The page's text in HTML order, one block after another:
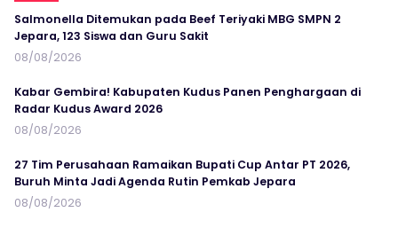
Salmonella Ditemukan pada Beef Teriyaki MBG SMPN 2
Jepara, 123 Siswa dan Guru Sakit
08/08/2026
Kabar Gembira! Kabupaten Kudus Panen Penghargaan di
Radar Kudus Award 2026
08/08/2026
27 Tim Perusahaan Ramaikan Bupati Cup Antar PT 2026,
Buruh Minta Jadi Agenda Rutin Pemkab Jepara
08/08/2026